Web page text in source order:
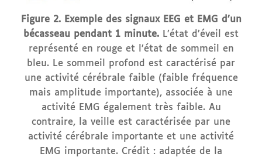
Figure 2. Exemple des signaux EEG et EMG d’un
bécasseau pendant 1 minute. L’état d’éveil est
représenté en rouge et l’état de sommeil en
bleu. Le sommeil profond est caractérisé par
une activité cérébrale faible (faible fréquence
mais amplitude importante), associée à une
activité EMG également très faible. Au
contraire, la veille est caractérisée par une
activité cérébrale importante et une activité
EMG importante. Crédit : adaptée de la